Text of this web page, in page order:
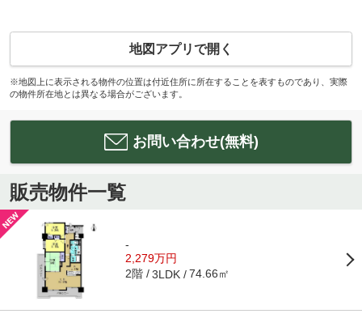
地図アプリで開く
※地図上に表示される物件の位置は付近住所に所在することを表すものであり、実際
の物件所在地とは異なる場合がございます。
お問い合わせ(無料)
販売物件一覧
-
2,279万円
2階 3LDK 74.66㎡